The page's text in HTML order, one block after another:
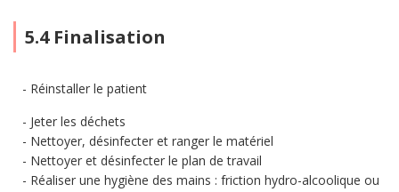
5.4 Finalisation
Réinstaller le patient
Jeter les déchets
Nettoyer, désinfecter et ranger le matériel
Nettoyer et désinfecter le plan de travail
Réaliser une hygiène des mains : friction hydro-alcoolique ou